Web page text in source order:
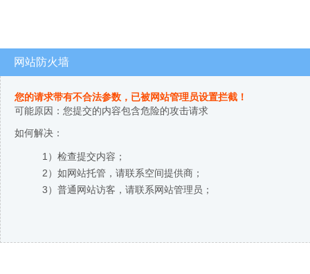
网站防火墙
您的请求带有不合法参数，已被网站管理员设置拦截！
可能原因：您提交的内容包含危险的攻击请求
如何解决：
1）检查提交内容；
2）如网站托管，请联系空间提供商；
3）普通网站访客，请联系网站管理员；